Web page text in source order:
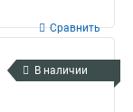
Сравнить
В наличии